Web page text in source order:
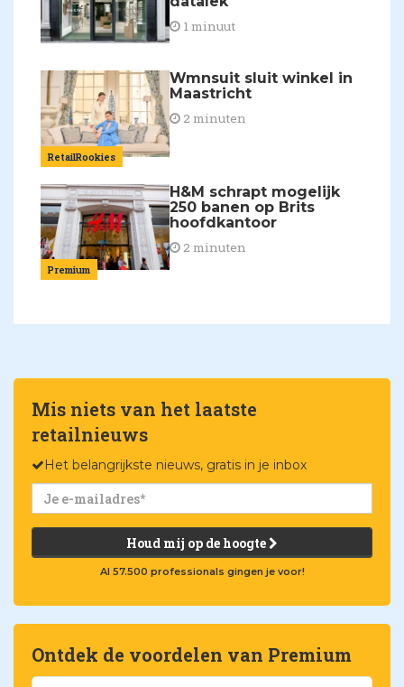
1 minuut
RetailRookies
Wmnsuit sluit winkel in
Maastricht
2 minuten
Premium
H&M schrapt mogelijk
250 banen op Brits
hoofdkantoor
2 minuten
Mis niets van het laatste
retailnieuws
Het belangrijkste nieuws, gratis in je inbox
Houd mij op de hoogte
Al 57.500 professionals gingen je voor!
Ontdek de voordelen van Premium